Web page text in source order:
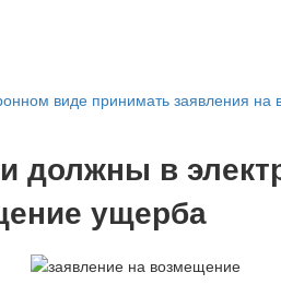
виде принимать заявления
должны в
ущерба